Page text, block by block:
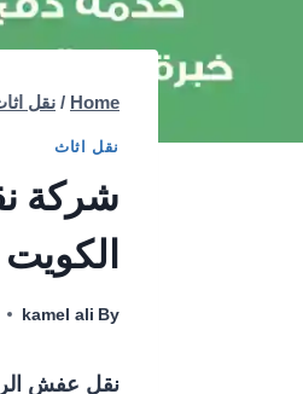
Home
/ نقل
نقل اثاث
الكويت
By
kamel ali
نقل عفش